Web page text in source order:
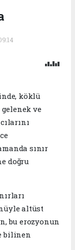
köklü
ve
sınır
doğru
altüst
bu erozyonun
bilinen